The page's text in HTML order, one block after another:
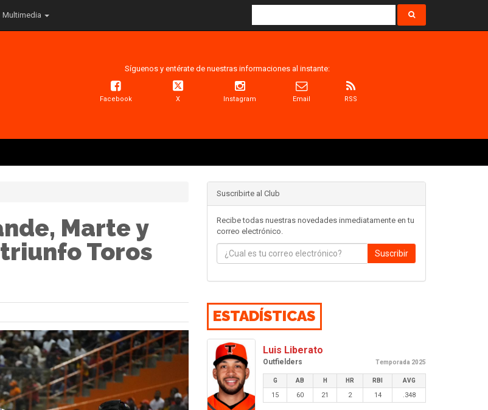
Multimedia
Síguenos y entérate de nuestras informaciones al instante:
Facebook X Instagram Email RSS
Marte y
Toros
Suscribirte al Club
Recibe todas nuestras novedades inmediatamente en tu
correo electrónico.
Suscribir
ESTADÍSTICAS
Luis Liberato
Outfielders Temporada 2025
G AB H HR RBI AVG
15 60 21 2 14 .348